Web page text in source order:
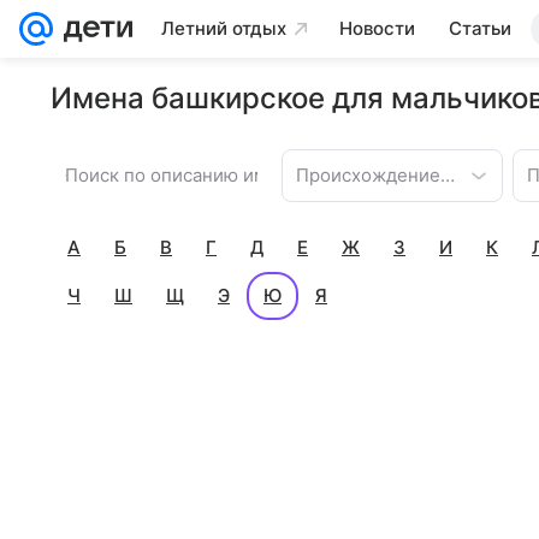
Летний отдых Новости Статьи
Имена башкирское для
Происхождение имени
А Б В Г Д Е Ж З И К
Ч Ш Щ Э Ю Я